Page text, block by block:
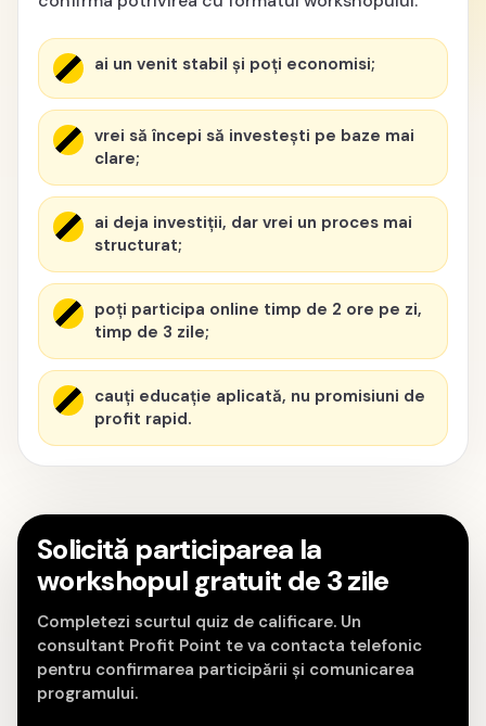
ai un venit stabil și poți economisi;
vrei să începi să investești pe baze mai
clare;
ai deja investiții, dar vrei un proces mai
structurat;
poți participa online timp de 2 ore pe zi,
timp de 3 zile;
cauți educație aplicată, nu promisiuni de
profit rapid.
Solicită participarea la
workshopul gratuit de 3 zile
Completezi scurtul quiz de calificare. Un
consultant Profit Point te va contacta telefonic
pentru confirmarea participării și comunicarea
programului.